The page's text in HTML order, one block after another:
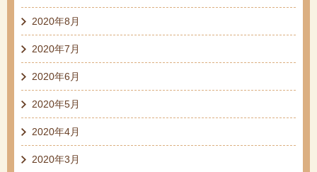
2020年8月
2020年7月
2020年6月
2020年5月
2020年4月
2020年3月